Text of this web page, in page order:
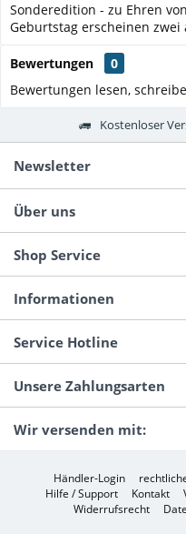
Sonderedition - zu Ehren
Geburtstag erscheinen zwei
Bewertungen
0
Bewertungen lesen,
Kostenloser
Newsletter
Über uns
Shop Service
Informationen
Service Hotline
Unsere Zahlungsarten
Wir versenden mit:
Händler-Login
Hilfe / Support
Kontakt
Widerrufsrecht